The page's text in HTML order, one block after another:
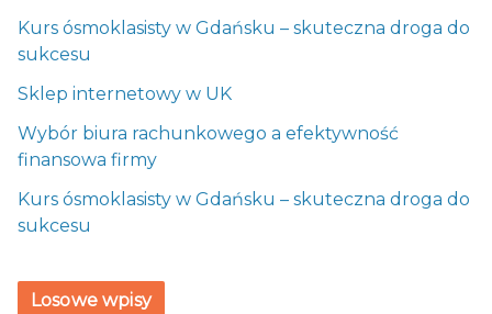
Kurs ósmoklasisty w Gdańsku – skuteczna droga do
sukcesu
Sklep internetowy w UK
Wybór biura rachunkowego a efektywność
finansowa firmy
Kurs ósmoklasisty w Gdańsku – skuteczna droga do
sukcesu
Losowe wpisy